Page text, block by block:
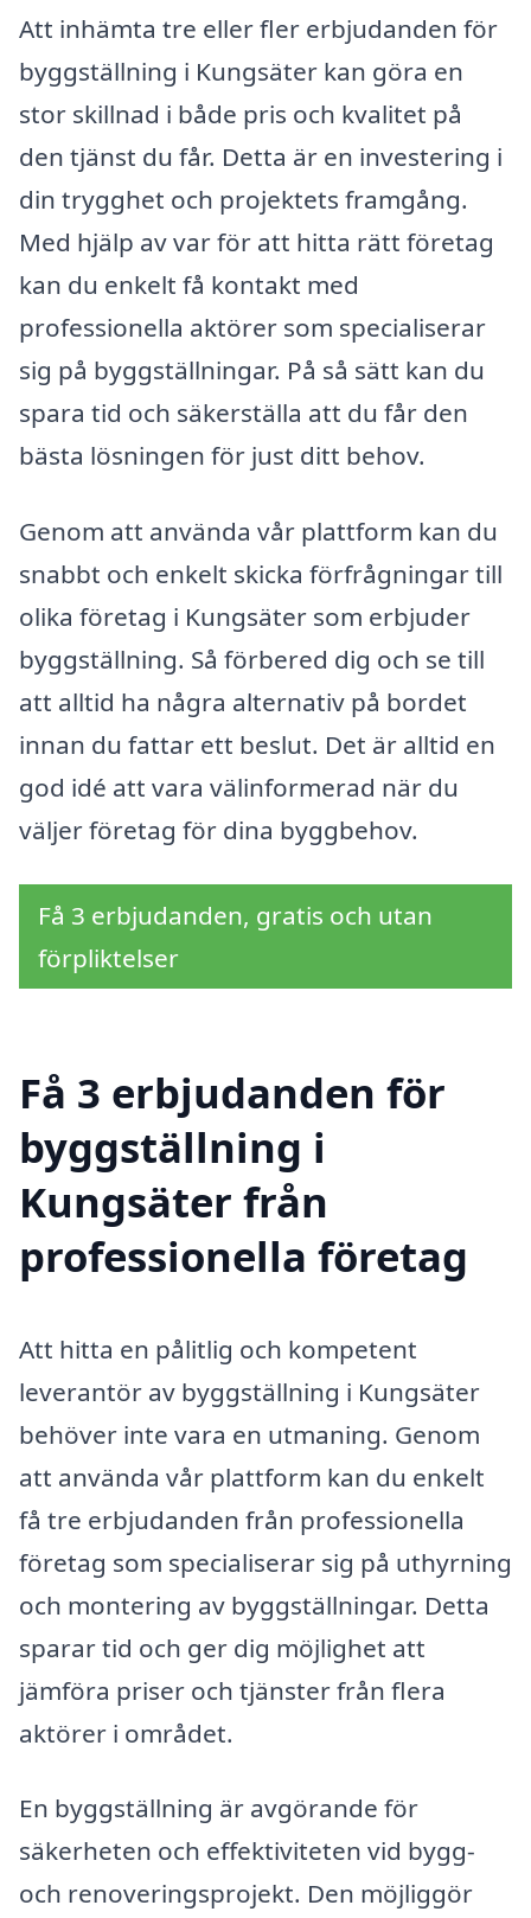
Att inhämta tre eller fler erbjudanden för
byggställning i Kungsäter kan göra en
stor skillnad i både pris och kvalitet på
den tjänst du får. Detta är en investering i
din trygghet och projektets framgång.
Med hjälp av var för att hitta rätt företag
kan du enkelt få kontakt med
professionella aktörer som specialiserar
sig på byggställningar. På så sätt kan du
spara tid och säkerställa att du får den
bästa lösningen för just ditt behov.
Genom att använda vår plattform kan du
snabbt och enkelt skicka förfrågningar till
olika företag i Kungsäter som erbjuder
byggställning. Så förbered dig och se till
att alltid ha några alternativ på bordet
innan du fattar ett beslut. Det är alltid en
god idé att vara välinformerad när du
väljer företag för dina byggbehov.
Få 3 erbjudanden, gratis och utan
förpliktelser
Få 3 erbjudanden för
byggställning i
Kungsäter från
professionella företag
Att hitta en pålitlig och kompetent
leverantör av byggställning i Kungsäter
behöver inte vara en utmaning. Genom
att använda vår plattform kan du enkelt
få tre erbjudanden från professionella
företag som specialiserar sig på uthyrning
och montering av byggställningar. Detta
sparar tid och ger dig möjlighet att
jämföra priser och tjänster från flera
aktörer i området.
En byggställning är avgörande för
säkerheten och effektiviteten vid bygg-
och renoveringsprojekt. Den möjliggör